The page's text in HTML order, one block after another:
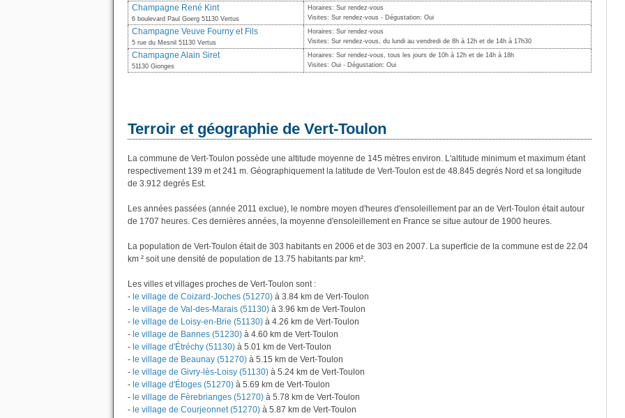
Champagne René Kint
6 boulevard Paul Goerg 51130 Vertus
Horaires: Sur rendez-vous
Visites: Sur rendez-vous - Dégustation: Oui
Champagne Veuve Fourny et Fils
5 rue du Mesnil 51130 Vertus
Horaires: Sur rendez-vous
Visites: Sur rendez-vous, du lundi au vendredi de 8h à 12h et de 14h à 17h30
Champagne Alain Siret
51130 Gionges
Horaires: Sur rendez-vous, tous les jours de 10h à 12h et de 14h à 18h
Visites: Oui - Dégustation: Oui
Terroir et géographie de Vert-Toulon
La commune de Vert-Toulon possède une altitude moyenne de 145 mètres environ. L'altitude minimum et maximum étant
respectivement 139 m et 241 m. Géographiquement la latitude de Vert-Toulon est de 48.845 degrés Nord et sa longitude
de 3.912 degrés Est.
Les années passées (année 2011 exclue), le nombre moyen d'heures d'ensoleillement par an de Vert-Toulon était autour
de 1707 heures. Ces dernières années, la moyenne d'ensoleillement en France se situe autour de 1900 heures.
La population de Vert-Toulon était de 303 habitants en 2006 et de 303 en 2007. La superficie de la commune est de 22.04
km ² soit une densité de population de 13.75 habitants par km².
Les villes et villages proches de Vert-Toulon sont :
- le village de Coizard-Joches (51270) à 3.84 km de Vert-Toulon
- le village de Val-des-Marais (51130) à 3.96 km de Vert-Toulon
- le village de Loisy-en-Brie (51130) à 4.26 km de Vert-Toulon
- le village de Bannes (51230) à 4.60 km de Vert-Toulon
- le village d'Étréchy (51130) à 5.01 km de Vert-Toulon
- le village de Beaunay (51270) à 5.15 km de Vert-Toulon
- le village de Givry-lès-Loisy (51130) à 5.24 km de Vert-Toulon
- le village d'Étoges (51270) à 5.69 km de Vert-Toulon
- le village de Fèrebrianges (51270) à 5.78 km de Vert-Toulon
- le village de Courjeonnet (51270) à 5.87 km de Vert-Toulon